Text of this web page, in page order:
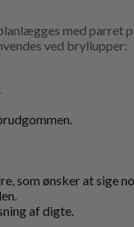
med
ved bryllupper:
som ønsker at sige
af digte.